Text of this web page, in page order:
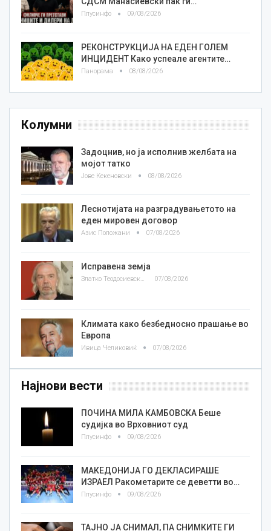
Плусинфо 09/08/2026
РЕКОНСТРУКЦИЈА НА ЕДЕН ГОЛЕМ
ИНЦИДЕНТ Како успеале агентите…
Панорама 08/08/2026
Колумни
Задоцнив, но ја исполнив желбата на
мојот татко
Јове Кекеновски 08/08/2026
Леснотијата на разградувањетото на
еден мировен договор
Азис Положани 07/08/2026
Исправена земја
Златко Теодосиевски 07/08/2026
Климата како безбедносно прашање во
Европа
Ивица Челиковиќ 07/08/2026
Најнови вести
ПОЧИНА МИЛА КАМБОВСКА Беше
судијка во Врховниот суд
Плусинфо 09/08/2026
МАКЕДОНИЈА ГО ДЕКЛАСИРАШЕ
ИЗРАЕЛ Ракометарите се деветти во…
Плусинфо 09/08/2026
ТАЈНО ЈА СНИМАЛ, ПА СНИМКИТЕ ГИ